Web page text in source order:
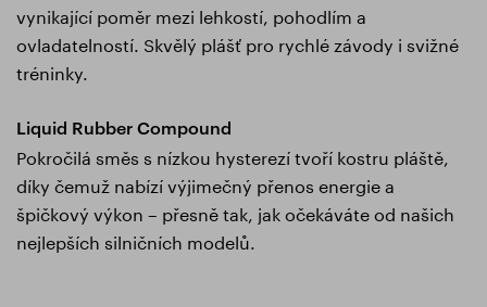
vynikající poměr mezi lehkostí, pohodlím a
ovladatelností. Skvělý plášť pro rychlé závody i svižné
tréninky.
Liquid Rubber Compound
Pokročilá směs s nízkou hysterezí tvoří kostru pláště,
díky čemuž nabízí výjimečný přenos energie a
špičkový výkon – přesně tak, jak očekáváte od našich
nejlepších silničních modelů.